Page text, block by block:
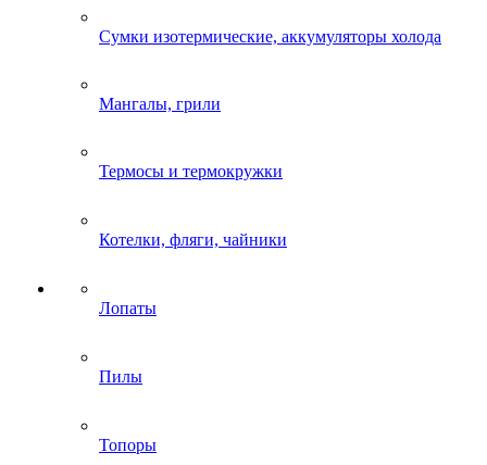
Сумки изотермические, аккумуляторы холода
Мангалы, грили
Термосы и термокружки
Котелки, фляги, чайники
Лопаты
Пилы
Топоры